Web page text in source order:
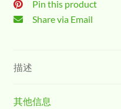
Pin this product
Share via Email
描述
其他信息